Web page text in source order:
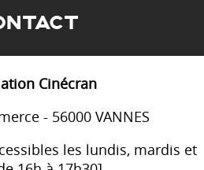
Cinécran
- 56000 VANNES
les lundis, mardis et